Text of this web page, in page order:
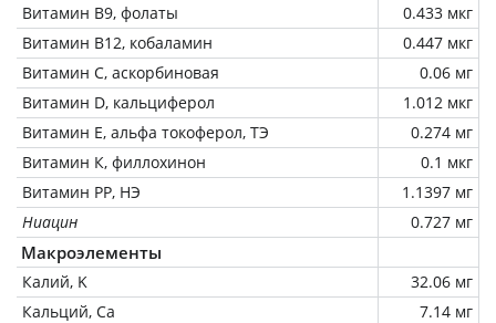
Витамин В9, фолаты
0.433 мкг
Витамин В12, кобаламин
0.447 мкг
Витамин C, аскорбиновая
0.06 мг
Витамин D, кальциферол
1.012 мкг
Витамин Е, альфа токоферол, ТЭ
0.274 мг
Витамин К, филлохинон
0.1 мкг
Витамин РР, НЭ
1.1397 мг
Ниацин
0.727 мг
Макроэлементы
Калий, K
32.06 мг
Кальций, Ca
7.14 мг